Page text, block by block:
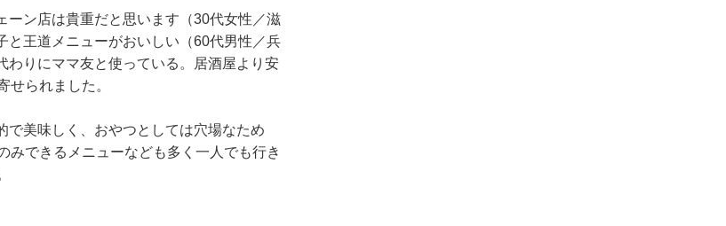
ーン店は貴重だと思います（30代女性／滋
王道メニューがおいしい（60代男性／兵
わりにママ友と使っている。居酒屋より安
せられました。
で美味しく、おやつとしては穴場なため
みできるメニューなども多く一人でも行き